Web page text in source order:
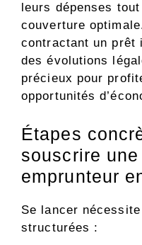
leurs dépenses
couverture
contractant un prêt
des évolutions
précieux pour
opportunités
Étapes
souscrire
emprunteur
Se lancer
structurées :